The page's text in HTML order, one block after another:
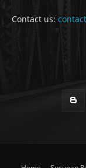
Contact us: